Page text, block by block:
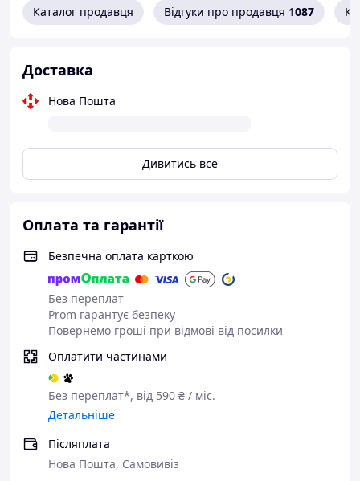
ПРИЙМАЄМО ОПЛАТИ КАРТОЮ 7000 НА ДИТИНУ ДО
Можливий самовивіз: Стрий, вул Івана Багряного 4, тц
Пасаж Мрія, павільйон 160, вхід від автостанції.
Каталог продавця Відгуки про продавця 1087
Доставка
Нова Пошта
Дивитись все
Оплата та гарантії
Безпечна оплата карткою
Без переплат
Prom гарантує безпеку
Повернемо гроші при відмові від посилки
Оплатити частинами
Без переплат*, від 590 ₴ / міс.
Детальніше
Післяплата
Нова Пошта, Самовивіз